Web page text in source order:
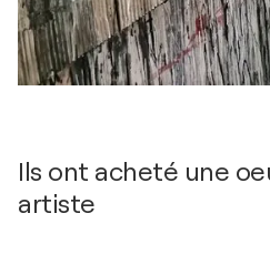
Ils ont acheté une
artiste